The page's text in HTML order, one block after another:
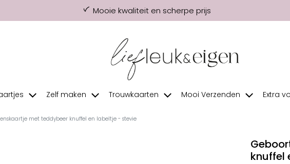
Mooie kwaliteit en scherpe prijs
Zelf maken Trouwkaarten Mooi Verzenden Extra
met teddybeer knuffel en labeltje - stevie
knuffel